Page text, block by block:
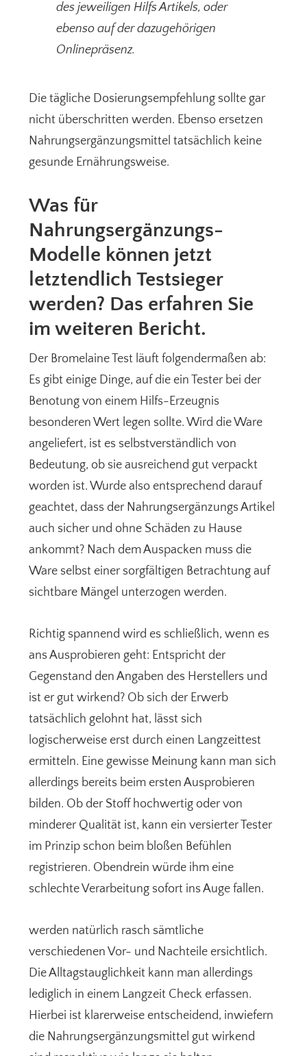
des jeweiligen Hilfs Artikels, oder
ebenso auf der dazugehörigen
Onlinepräsenz.
Die tägliche Dosierungsempfehlung sollte gar
nicht überschritten werden. Ebenso ersetzen
Nahrungsergänzungsmittel tatsächlich keine
gesunde Ernährungsweise.
Was für
Nahrungsergänzungs-
Modelle können jetzt
letztendlich Testsieger
werden? Das erfahren Sie
im weiteren Bericht.
Der Bromelaine Test läuft folgendermaßen ab:
Es gibt einige Dinge, auf die ein Tester bei der
Benotung von einem Hilfs-Erzeugnis
besonderen Wert legen sollte. Wird die Ware
angeliefert, ist es selbstverständlich von
Bedeutung, ob sie ausreichend gut verpackt
worden ist. Wurde also entsprechend darauf
geachtet, dass der Nahrungsergänzungs Artikel
auch sicher und ohne Schäden zu Hause
ankommt? Nach dem Auspacken muss die
Ware selbst einer sorgfältigen Betrachtung auf
sichtbare Mängel unterzogen werden.
Richtig spannend wird es schließlich, wenn es
ans Ausprobieren geht: Entspricht der
Gegenstand den Angaben des Herstellers und
ist er gut wirkend? Ob sich der Erwerb
tatsächlich gelohnt hat, lässt sich
logischerweise erst durch einen Langzeittest
ermitteln. Eine gewisse Meinung kann man sich
allerdings bereits beim ersten Ausprobieren
bilden. Ob der Stoff hochwertig oder von
minderer Qualität ist, kann ein versierter Tester
im Prinzip schon beim bloßen Befühlen
registrieren. Obendrein würde ihm eine
schlechte Verarbeitung sofort ins Auge fallen.
werden natürlich rasch sämtliche
verschiedenen Vor- und Nachteile ersichtlich.
Die Alltagstauglichkeit kann man allerdings
lediglich in einem Langzeit Check erfassen.
Hierbei ist klarerweise entscheidend, inwiefern
die Nahrungsergänzungsmittel gut wirkend